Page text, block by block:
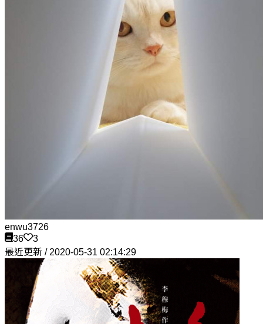
enwu3726
36
3
最近更新 / 2020-05-31 02:14:29